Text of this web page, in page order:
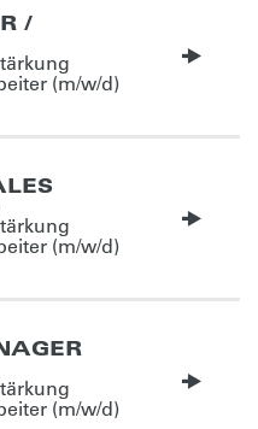
/
(m/w/d)
(m/w/d)
(m/w/d)